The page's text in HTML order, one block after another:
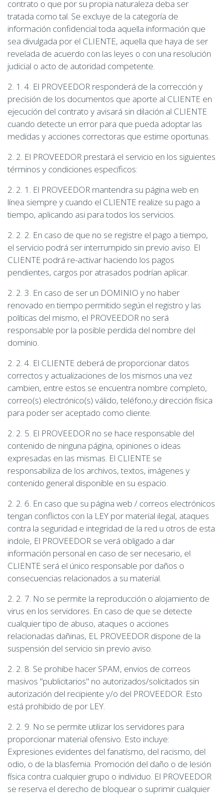
contrato o que por su propia naturaleza deba ser
tratada como tal. Se excluye de la categoría de
información confidencial toda aquella información que
sea divulgada por el CLIENTE, aquella que haya de ser
revelada de acuerdo con las leyes o con una resolución
judicial o acto de autoridad competente.
2. 1. 4. El PROVEEDOR responderá de la corrección y
precisión de los documentos que aporte al CLIENTE en
ejecución del contrato y avisará sin dilación al CLIENTE
cuando detecte un error para que pueda adoptar las
medidas y acciones correctoras que estime oportunas.
2. 2. El PROVEEDOR prestará el servicio en los siguientes
términos y condiciones específicos:
2. 2. 1. El PROVEEDOR mantendra su página web en
línea siempre y cuando el CLIENTE realize su pago a
tiempo, aplicando asi para todos los servicios.
2. 2. 2. En caso de que no se registre el pago a tiempo,
el servicio podrá ser interrumpido sin previo aviso. El
CLIENTE podrá re-activar haciendo los pagos
pendientes, cargos por atrasados podrían aplicar.
2. 2. 3. En caso de ser un DOMINIO y no haber
renovado en tiempo permitido según el registro y las
políticas del mismo, el PROVEEDOR no será
responsable por la posible perdida del nombre del
dominio.
2. 2. 4. El CLIENTE deberá de proporcionar datos
correctos y actualizaciones de los mismos una vez
cambien, entre estos se encuentra nombre completo,
correo(s) electrónico(s) válido, teléfono,y dirección física
para poder ser aceptado como cliente.
2. 2. 5. El PROVEEDOR no se hace responsable del
contenido de ninguna página, opiniones o ideas
expresadas en las mismas. El CLIENTE se
responsabiliza de los archivos, textos, imágenes y
contenido general disponible en su espacio.
2. 2. 6. En caso que su página web / correos electrónicos
tengan conflictos con la LEY por material ilegal, ataques
contra la seguridad e integridad de la red u otros de esta
indole, El PROVEEDOR se verá obligado a dar
información personal en caso de ser necesario, el
CLIENTE será el único responsable por daños o
consecuencias relacionados a su material.
2. 2. 7. No se permite la reproducción o alojamiento de
virus en los servidores. En caso de que se detecte
cualquier tipo de abuso, ataques o acciones
relacionadas dañinas, EL PROVEEDOR dispone de la
suspensión del servicio sin previo aviso.
2. 2. 8. Se prohibe hacer SPAM, envios de correos
masivos "publicitarios" no autorizados/solicitados sin
autorización del recipiente y/o del PROVEEDOR. Esto
está prohibido de por LEY.
2. 2. 9. No se permite utilizar los servidores para
proporcionar material ofensivo. Esto incluye:
Expresiones evidentes del fanatísmo, del racismo, del
odio, o de la blasfemia. Promoción del daño o de lesión
física contra cualquier grupo o individuo. El PROVEEDOR
se reserva el derecho de bloquear o suprimir cualquier